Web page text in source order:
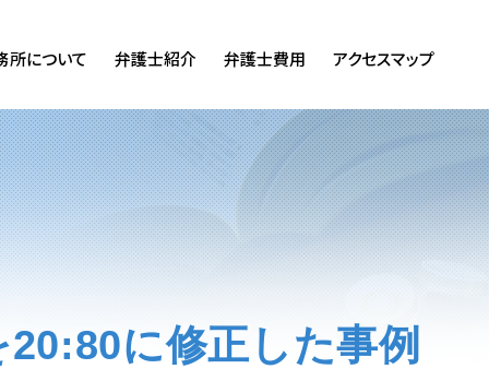
所について 弁護士紹介 弁護士費用 アクセスマップ
に修正した事例